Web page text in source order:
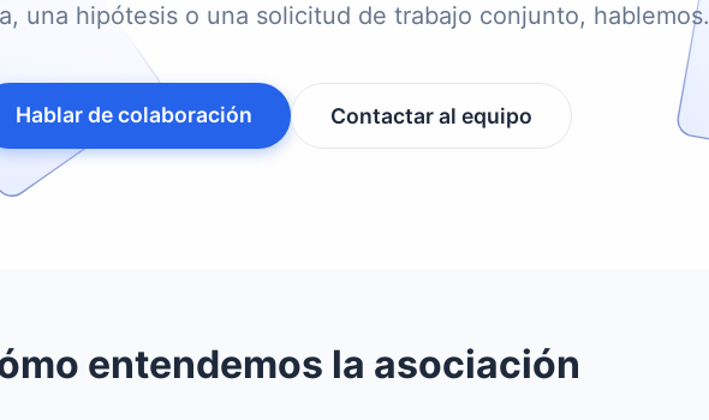
una hipótesis o una solicitud de trabajo conjunto, hablemos.
Hablar de colaboración Contactar al equipo
entendemos la asociación